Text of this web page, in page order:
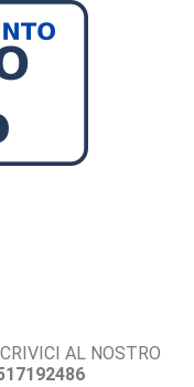
AL NOSTRO